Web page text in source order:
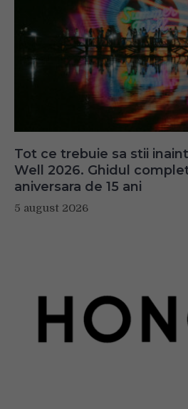
Tot ce trebuie sa stii
Well 2026. Ghidul
aniversara de 15 ani
5 august 2026